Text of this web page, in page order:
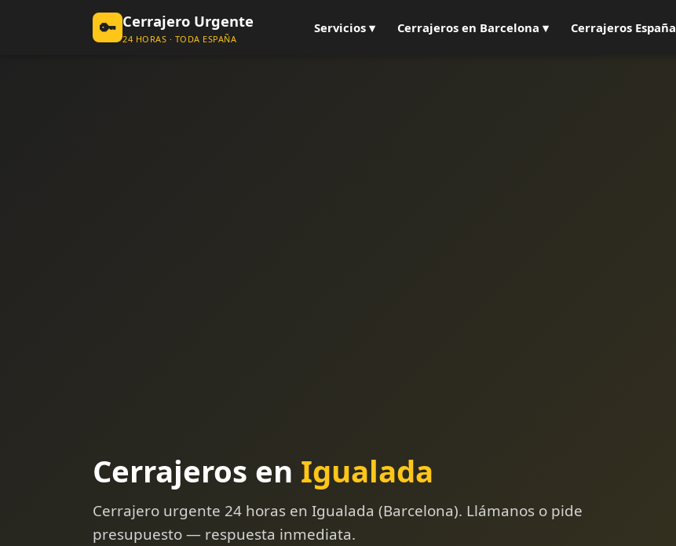
🔑 Cerrajero Urgente
24 HORAS · TODA ESPAÑA
Servicios ▾ Cerrajeros en Barcelona ▾ Cerrajeros España
Cerrajeros en Igualada
Cerrajero urgente 24 horas en Igualada (Barcelona). Llámanos o pide
presupuesto — respuesta inmediata.